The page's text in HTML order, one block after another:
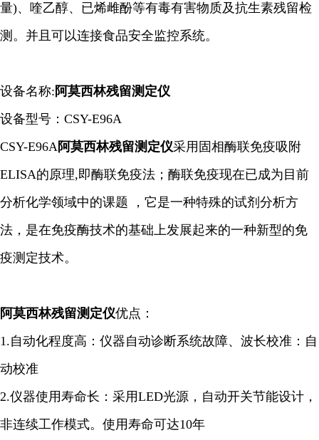
量)、喹乙醇、已烯雌酚等有毒有害物质及抗生素残留检
测。并且可以连接食品安全监控系统。
设备名称: 阿莫西林残留测定仪
设备型号：CSY-E96A
CSY-E96A阿莫西林残留测定仪采用固相酶联免疫吸附
ELISA的原理,即酶联免疫法；酶联免疫现在已成为目前
分析化学领域中的课题 ，它是一种特殊的试剂分析方
法，是在免疫酶技术的基础上发展起来的一种新型的免
疫测定技术。
阿莫西林残留测定仪优点：
1.自动化程度高：仪器自动诊断系统故障、波长校准：自
动校准
2.仪器使用寿命长：采用LED光源，自动开关节能设计，
非连续工作模式。使用寿命可达10年